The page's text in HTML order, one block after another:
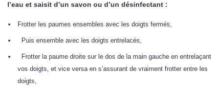
l’eau et saisit d’un savon ou d’un désinfectant :
Frotter les paumes ensembles avec les doigts fermés,
Puis ensemble avec les doigts entrelacés,
Frotter la paume droite sur le dos de la main gauche en entrelaçant
vos doigts, et vice versa en s’assurant de vraiment frotter entre les
doigts,